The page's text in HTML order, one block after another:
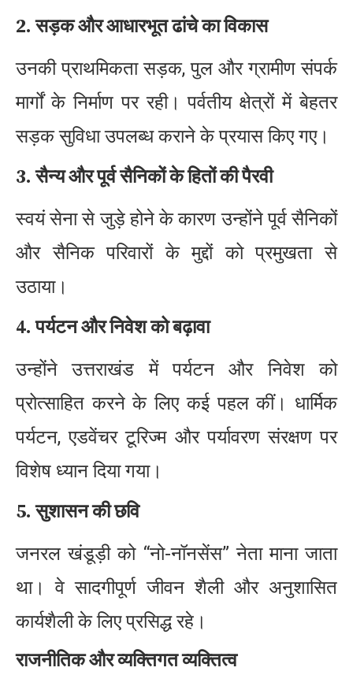
2. सड़क और आधारभूत ढांचे का विकास
उनकी प्राथमिकता सड़क, पुल और ग्रामीण संपर्क
मार्गों के निर्माण पर रही। पर्वतीय क्षेत्रों में बेहतर
सड़क सुविधा उपलब्ध कराने के प्रयास किए गए।
3. सैन्य और पूर्व सैनिकों के हितों की पैरवी
स्वयं सेना से जुड़े होने के कारण उन्होंने पूर्व सैनिकों
और सैनिक परिवारों के मुद्दों को प्रमुखता से
उठाया।
4. पर्यटन और निवेश को बढ़ावा
उन्होंने उत्तराखंड में पर्यटन और निवेश को
प्रोत्साहित करने के लिए कई पहल कीं। धार्मिक
पर्यटन, एडवेंचर टूरिज्म और पर्यावरण संरक्षण पर
विशेष ध्यान दिया गया।
5. सुशासन की छवि
जनरल खंडूड़ी को “नो-नॉनसेंस” नेता माना जाता
था। वे सादगीपूर्ण जीवन शैली और अनुशासित
कार्यशैली के लिए प्रसिद्ध रहे।
राजनीतिक और व्यक्तिगत व्यक्तित्व